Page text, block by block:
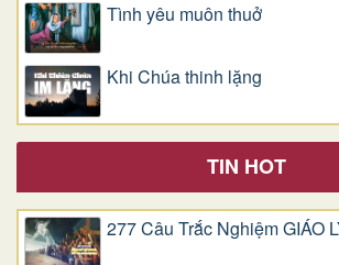
Tình yêu muôn thuở
Khi Chúa thinh lặng
TIN HOT
277 Câu Trắc Nghiệm GIÁO